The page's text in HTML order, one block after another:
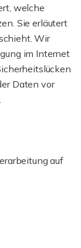
welche
Sie erläutert
Wir
im Internet
Daten vor
auf